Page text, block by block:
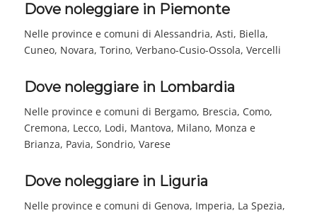
Dove noleggiare in Piemonte
Nelle province e comuni di Alessandria, Asti, Biella,
Cuneo, Novara, Torino, Verbano-Cusio-Ossola, Vercelli
Dove noleggiare in Lombardia
Nelle province e comuni di Bergamo, Brescia, Como,
Cremona, Lecco, Lodi, Mantova, Milano, Monza e
Brianza, Pavia, Sondrio, Varese
Dove noleggiare in Liguria
Nelle province e comuni di Genova, Imperia, La Spezia,